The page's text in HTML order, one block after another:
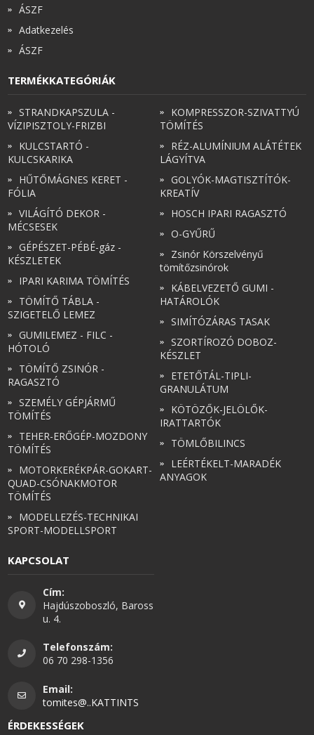
ÁSZF
Adatkezelés
ÁSZF
TERMÉKKATEGÓRIÁK
STRANDKAPSZULA -
VÍZIPISZTOLY-FRIZBI
KULCSTARTÓ -
KULCSKARIKA
HŰTŐMÁGNES KERET -
FÓLIA
VILÁGÍTÓ DEKOR -
MÉCSESEK
GÉPÉSZET-PÉBÉ-gáz -
KÉSZLETEK
IPARI KARIMA TÖMÍTÉS
TÖMÍTŐ TÁBLA -
SZIGETELŐ LEMEZ
GUMILEMEZ - FILC -
HÓTOLÓ
TÖMÍTŐ ZSINÓR -
RAGASZTÓ
SZEMÉLY GÉPJÁRMŰ
TÖMÍTÉS
TEHER-ERŐGÉP-MOZDONY
TÖMÍTÉS
MOTORKERÉKPÁR-GOKART-
QUAD-CSÓNAKMOTOR
TÖMÍTÉS
MODELLEZÉS-TECHNIKAI
SPORT-MODELLSPORT
KOMPRESSZOR-SZIVATTYÚ
TÖMÍTÉS
RÉZ-ALUMÍNIUM ALÁTÉTEK
LÁGYÍTVA
GOLYÓK-MAGTISZTÍTÓK-
KREATÍV
HOSCH IPARI RAGASZTÓ
O-GYŰRŰ
Zsinór Körszelvényű
tömítőzsinórok
KÁBELVEZETŐ GUMI -
HATÁROLÓK
SIMÍTÓZÁRAS TASAK
SZORTÍROZÓ DOBOZ-
KÉSZLET
ETETŐTÁL-TIPLI-
GRANULÁTUM
KÖTÖZŐK-JELÖLŐK-
IRATTARTÓK
TÖMLŐBILINCS
LEÉRTÉKELT-MARADÉK
ANYAGOK
KAPCSOLAT
Cím:
Hajdúszoboszló, Baross
u. 4.
Telefonszám:
06 70 298-1356
Email:
tomites@..KATTINTS
ÉRDEKESSÉGEK